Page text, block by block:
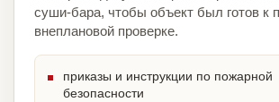
суши-бара, чтобы объект был готов к
внеплановой проверке.
приказы и инструкции по пожарной
безопасности